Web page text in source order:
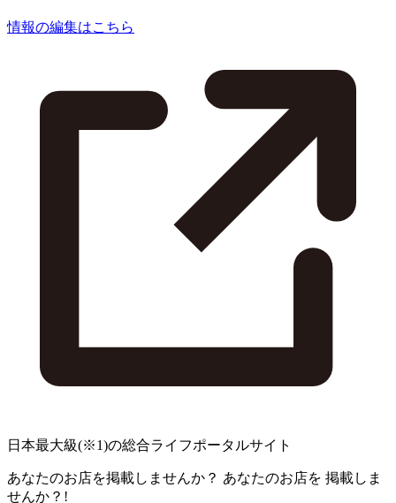
情報の編集はこちら
日本最大級(※1)の総合ライフポータルサイト
あなたのお店を掲載しませんか？ あなたのお店を 掲載しま
せんか？!